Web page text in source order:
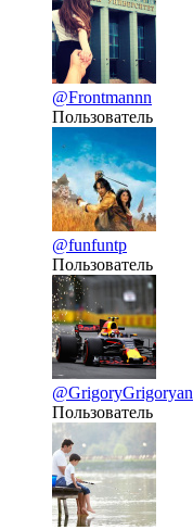
@Frontmannn
Пользователь
@funfuntp
Пользователь
@GrigoryGrigoryan
Пользователь